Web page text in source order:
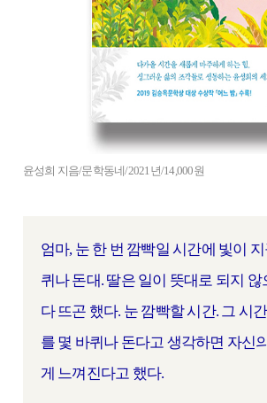
윤성희 지음/문학동네/2021년/14,000원
엄마, 눈 한 번 깜빡일 시간에 빛이
퀴나 돈대. 딸은 일이 뜻대로 되지
다 뜨곤 했다. 눈 깜빡할 시간. 그 시
를 몇 바퀴나 돈다고 생각하면 자신
게 느껴진다고 했다.